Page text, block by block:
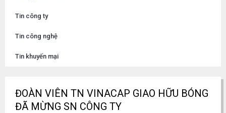
Tin công ty
Tin công nghệ
Tin khuyến mại
ĐOÀN VIÊN TN VINACAP GIAO HỮU BÓNG
ĐÃ MỪNG SN CÔNG TY